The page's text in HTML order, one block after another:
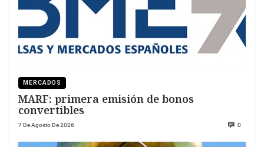
MERCADOS
MARF: primera emisión de bonos
convertibles
7 De Agosto De 2026 0